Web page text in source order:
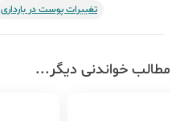
تغییرات پوست در بارداری
مطالب خواندنی دیگر...